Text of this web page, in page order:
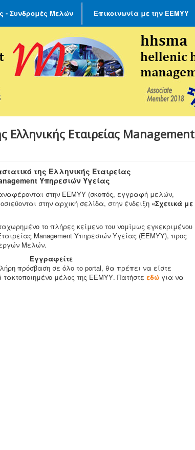
- Συνδρομές Μελών Επικοινωνία με την ΕΕΜΥΥ
Ελληνικής Εταιρείας Management
της Ελληνικής Εταιρείας
Υπηρεσιών Υγείας
στην ΕΕΜΥΥ (σκοπός, εγγραφή μελών,
στην αρχική σελίδα, στην ένδειξη «Σχετικά με
το πλήρες κείμενο του νομίμως εγκεκριμένου
Management Υπηρεσιών Υγείας (ΕΕΜΥΥ), προς
Μελών.
Εγγραφείτε
πρόσβαση σε όλο το portal, θα πρέπει να είστε
τακτοποιημένο μέλος της ΕΕΜΥΥ. Πατήστεεδώ για να